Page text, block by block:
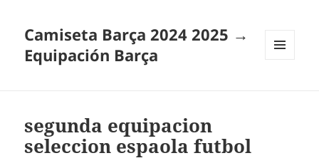
Camiseta Barça 2024 2025 →
Equipación Barça
segunda equipacion
seleccion espaola futbol